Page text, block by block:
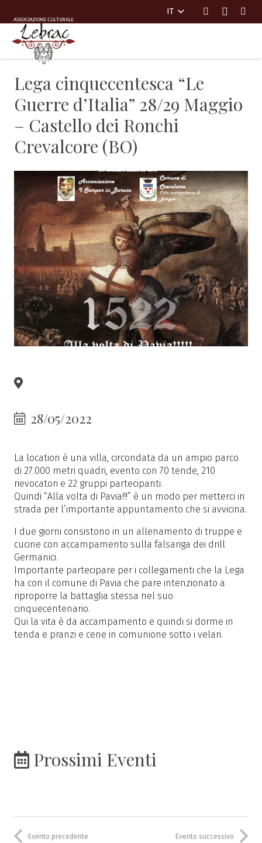
IT
Lega cinquecentesca “Le
Guerre d’Italia” 28/29 Maggio
– Castello dei Ronchi
Crevalcore (BO)
28/05/2022
La location è una villa, circondata da un ampio parco
di 27.000 metri quadri, evento con 70 tende, 210
rievocatori e 22 gruppi partecipanti.
Quindi “Alla volta di Pavia!!!” è un modo per metterci in
strada per l’importante appuntamento che si avvicina.
I due giorni consistono in un allenamento di truppe e
cucine con accampamento sulla falsariga dei drill
Germanici.
Importante partecipare per i collegamenti che la Lega
ha con il comune di Pavia che pare intenzionato a
riproporre la battaglia stessa nel suo
cinquecentenario.
Qui la vita è da accampamento e quindi si dorme in
tenda e pranzi e cene in comunione sotto i velari.
Prossimi Eventi
Evento precedente Evento successivo